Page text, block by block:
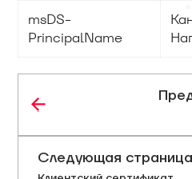
msDS-
PrincipalName
Следующая страница